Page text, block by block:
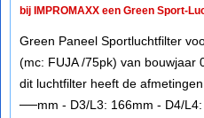
bij IMPROMAXX een Green Sport-
Green Paneel Sportluchtfilter
(mc: FUJA /75pk) van bouwjaar
dit luchtfilter heeft de
──mm - D3/L3: 166mm - D4/